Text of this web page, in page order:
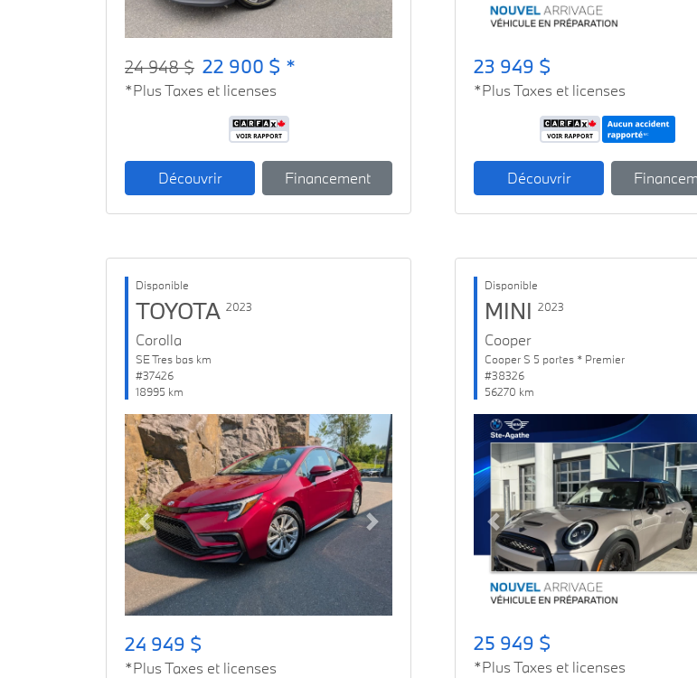
24 948 $ 22 900 $ *
*Plus Taxes et licenses
Découvrir Financement
23 949 $
*Plus Taxes et licenses
Découvrir
Disponible
TOYOTA 2023
Corolla
SE Tres bas km
#37426
18995 km
Previous Next
24 949 $
*Plus Taxes et licenses
Disponible
MINI 2023
Cooper
Cooper S 5 portes * Premier
#38326
56270 km
Previous
25 949 $
*Plus Taxes et licenses